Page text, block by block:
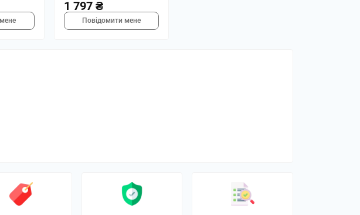
1 797 ₴
Повідомити мене